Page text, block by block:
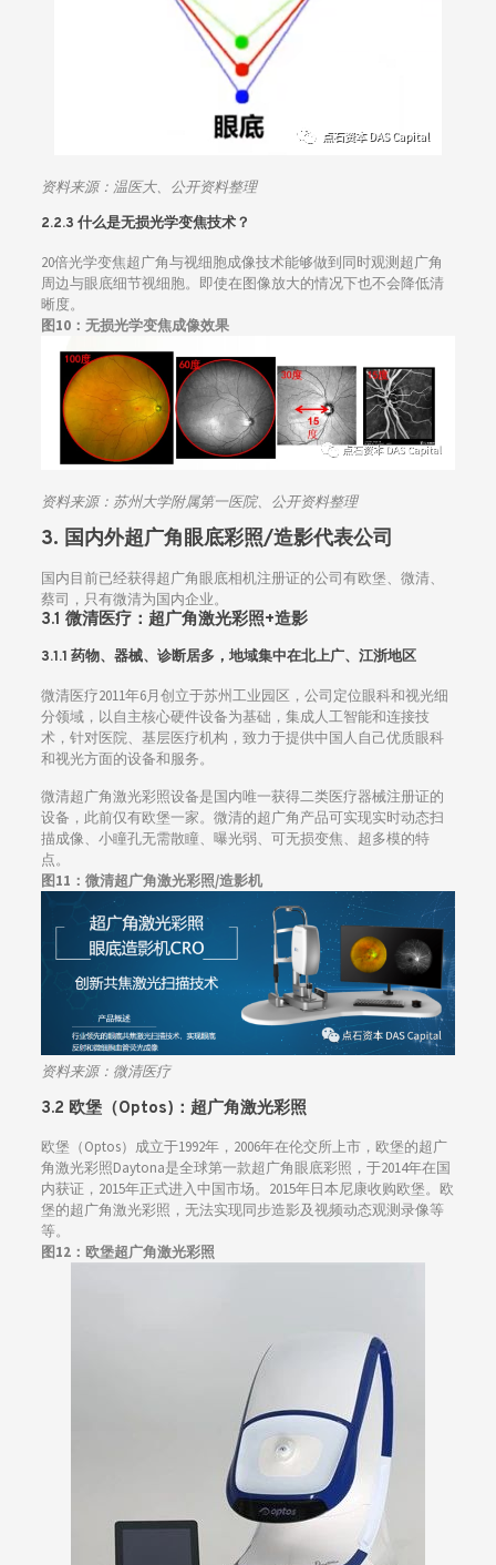
资料来源： 温医大、公开资料整理
2.2.3 什么是无损光学变焦技术？
20倍光学变焦超广角与视细胞成像技术能够做到同时观测超广角
周边与眼底细节视细胞。即使在图像放大的情况下也不会降低清
晰度。
图10：无损光学变焦成像效果
资料来源：苏州大学附属第一医院、公开资料整理
3. 国内外超广角眼底彩照/造影代表公司
国内目前已经获得超广角眼底相机注册证的公司有欧堡、微清、
蔡司，只有微清为国内企业。
3.1 微清医疗：超广角激光彩照+造影
3.1.1 药物、器械、诊断居多，地域集中在北上广、江浙地区
微清医疗2011年6月创立于苏州工业园区，公司定位眼科和视光细
分领域，以自主核心硬件设备为基础，集成人工智能和连接技
术，针对医院、基层医疗机构，致力于提供中国人自己优质眼科
和视光方面的设备和服务。
微清超广角激光彩照设备是国内唯一获得二类医疗器械注册证的
设备，此前仅有欧堡一家。微清的超广角产品可实现实时动态扫
描成像、小瞳孔无需散瞳、曝光弱、可无损变焦、超多模的特
点。
图11：微清超广角激光彩照/造影机
资料来源： 微清医疗
3.2 欧堡（Optos)：超广角激光彩照
欧堡（Optos）成立于1992年，2006年在伦交所上市，欧堡的超广
角激光彩照Daytona是全球第一款超广角眼底彩照，于2014年在国
内获证，2015年正式进入中国市场。2015年日本尼康收购欧堡。欧
堡的超广角激光彩照，无法实现同步造影及视频动态观测录像等
等。
图12：欧堡超广角激光彩照